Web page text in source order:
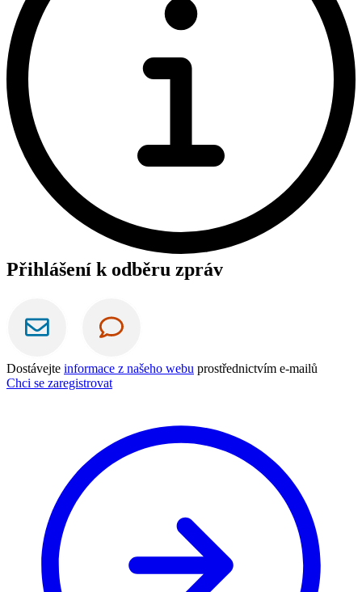
Přihlášení k odběru zpráv
Dostávejte informace z našeho webu prostřednictvím e-mailů
Chci se zaregistrovat